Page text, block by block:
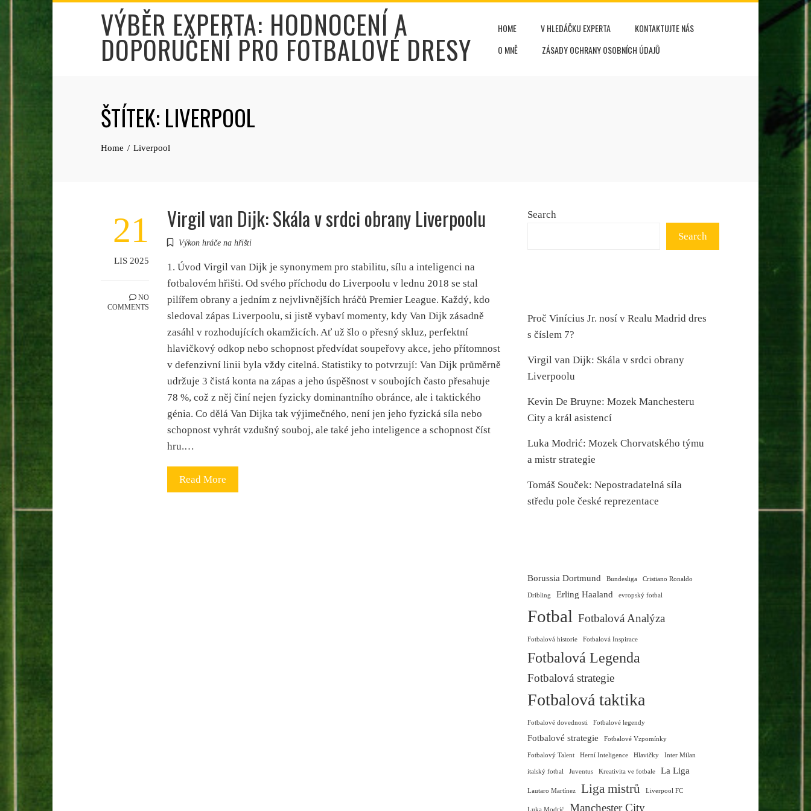
VÝBĚR EXPERTA: HODNOCENÍ A
DOPORUČENÍ PRO FOTBALOVÉ DRESY
HOME V HLEDÁČKU EXPERTA
KONTAKTUJTE NÁS
O MNĚ
ZÁSADY OCHRANY OSOBNÍCH ÚDAJŮ
ŠTÍTEK: LIVERPOOL
Home Liverpool
21
LIS 2025
NO
COMMENTS
Virgil van Dijk: Skála v srdci obrany Liverpoolu
Výkon hráče na hřišti
1. Úvod Virgil van Dijk je synonymem pro stabilitu, sílu a inteligenci na
fotbalovém hřišti. Od svého příchodu do Liverpoolu v lednu 2018 se stal
pilířem obrany a jedním z nejvlivnějších hráčů Premier League. Každý, kdo
sledoval zápas Liverpoolu, si jistě vybaví momenty, kdy Van Dijk zásadně
zasáhl v rozhodujících okamžicích. Ať už šlo o přesný skluz, perfektní
hlavičkový odkop nebo schopnost předvídat soupeřovy akce, jeho přítomnost
v defenzivní linii byla vždy citelná. Statistiky to potvrzují: Van Dijk průměrně
udržuje 3 čistá konta na zápas a jeho úspěšnost v soubojích často přesahuje
78 %, což z něj činí nejen fyzicky dominantního obránce, ale i taktického
génia. Co dělá Van Dijka tak výjimečného, není jen jeho fyzická síla nebo
schopnost vyhrát vzdušný souboj, ale také jeho inteligence a schopnost číst
hru.…
Read More
Search
Search
Proč Vinícius Jr. nosí v Realu Madrid dres
s číslem 7?
Virgil van Dijk: Skála v srdci obrany
Liverpoolu
Kevin De Bruyne: Mozek Manchesteru
City a král asistencí
Luka Modrić: Mozek Chorvatského týmu
a mistr strategie
Tomáš Souček: Nepostradatelná síla
středu pole české reprezentace
Borussia Dortmund Bundesliga Cristiano Ronaldo
Dribling Erling Haaland evropský fotbal
Fotbal Fotbalová Analýza
Fotbalová historie Fotbalová Inspirace
Fotbalová Legenda
Fotbalová strategie
Fotbalová taktika
Fotbalové dovednosti Fotbalové legendy
Fotbalové strategie Fotbalové Vzpomínky
Fotbalový Talent Herní Inteligence Hlavičky Inter Milan
italský fotbal Juventus Kreativita ve fotbale La Liga
Lautaro Martínez Liga mistrů Liverpool FC
Luka Modrić Manchester City